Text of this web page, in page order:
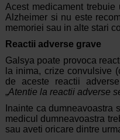
Acest medicament
Alzheimer si nu este
memoriei sau in alte stari
Reactii adverse grave
Galsya poate provoca
la inima, crize convulsive
de aceste reactii
„Atentie la reactii adverse
Inainte ca dumneavoastra
medicul dumneavoastra
sau aveti oricare dintre